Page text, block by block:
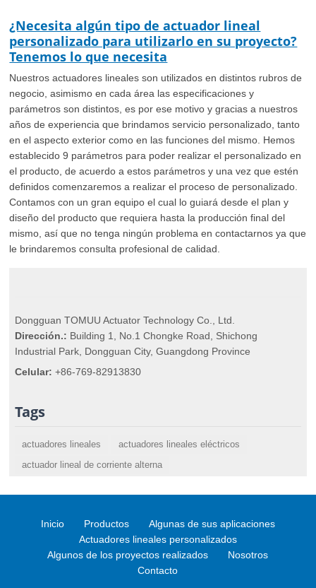
¿Necesita algún tipo de actuador lineal
personalizado para utilizarlo en su proyecto?
Tenemos lo que necesita
Nuestros actuadores lineales son utilizados en distintos rubros de
negocio, asimismo en cada área las especificaciones y
parámetros son distintos, es por ese motivo y gracias a nuestros
años de experiencia que brindamos servicio personalizado, tanto
en el aspecto exterior como en las funciones del mismo. Hemos
establecido 9 parámetros para poder realizar el personalizado en
el producto, de acuerdo a estos parámetros y una vez que estén
definidos comenzaremos a realizar el proceso de personalizado.
Contamos con un gran equipo el cual lo guiará desde el plan y
diseño del producto que requiera hasta la producción final del
mismo, así que no tenga ningún problema en contactarnos ya que
le brindaremos consulta profesional de calidad.
Dongguan TOMUU Actuator Technology Co., Ltd.
Dirección.: Building 1, No.1 Chongke Road, Shichong
Industrial Park, Dongguan City, Guangdong Province
Celular:+86-769-82913830
Tags
actuadores lineales
actuadores lineales eléctricos
actuador lineal de corriente alterna
Inicio Productos
Algunas de sus aplicaciones
Actuadores lineales personalizados
Algunos de los proyectos realizados
Nosotros
Contacto